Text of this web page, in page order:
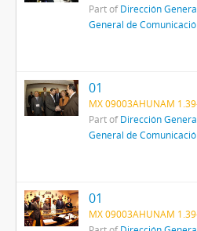
Part ofDirección
General de
01
MX 09003AHUNAM
Part ofDirección
General de
01
MX 09003AHUNAM